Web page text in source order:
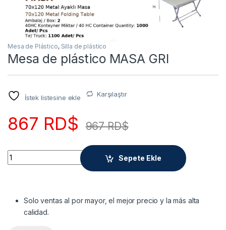
Mesa de Plástico, Silla de plástico
Mesa de plástico MASA GRI
İstek listesine ekle Karşılaştır
867 RD$ 967RD$
Quantity
Sepete Ekle
Solo ventas al por mayor, el mejor precio y la más alta
calidad.